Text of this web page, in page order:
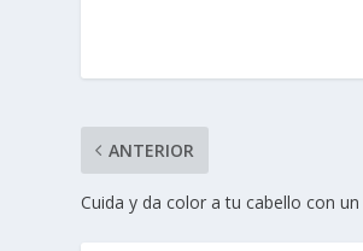
ANTERIOR
Cuida y da color a tu cabello con